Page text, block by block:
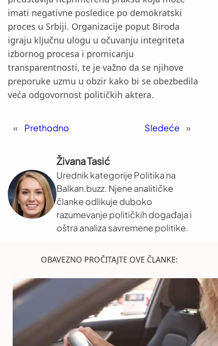
imati negativne posledice po demokratski
proces u Srbiji. Organizacije poput Biroda
igraju ključnu ulogu u očuvanju integriteta
izbornog procesa i promicanju
transparentnosti, te je važno da se njihove
preporuke uzmu u obzir kako bi se obezbedila
veća odgovornost političkih aktera.
« Prethodno Sledeće »
Živana Tasić
Urednik kategorije Politika na
Balkan.buzz. Njene analitičke
članke odlikuje duboko
razumevanje političkih događaja i
oštra analiza savremene politike.
OBAVEZNO PROČITAJTE OVE ČLANKE: